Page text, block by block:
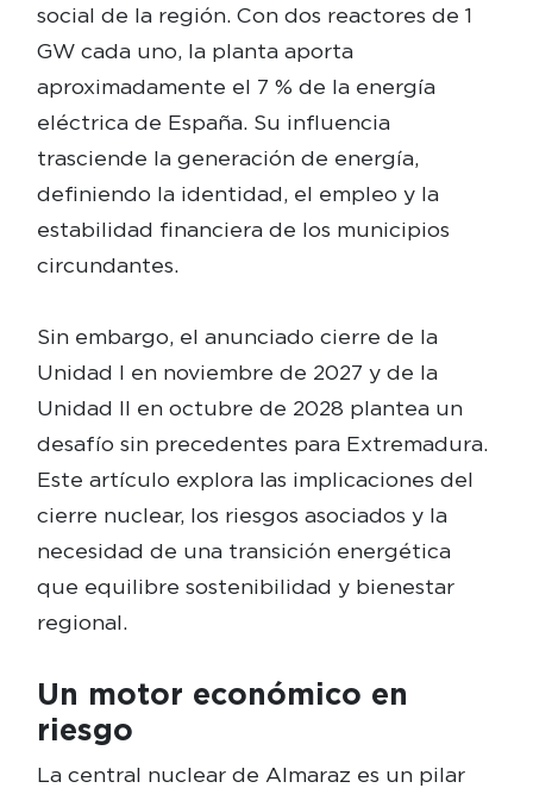
social de la región. Con dos reactores de 1
GW cada uno, la planta aporta
aproximadamente el 7 % de la energía
eléctrica de España. Su influencia
trasciende la generación de energía,
definiendo la identidad, el empleo y la
estabilidad financiera de los municipios
circundantes.
Sin embargo, el anunciado cierre de la
Unidad I en noviembre de 2027 y de la
Unidad II en octubre de 2028 plantea un
desafío sin precedentes para Extremadura.
Este artículo explora las implicaciones del
cierre nuclear, los riesgos asociados y la
necesidad de una transición energética
que equilibre sostenibilidad y bienestar
regional.
Un motor económico en
riesgo
La central nuclear de Almaraz es un pilar